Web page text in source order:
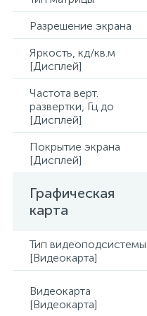
Разрешение экрана
Яркость, кд/кв.м
[Дисплей]
Частота верт.
развертки, Гц до
[Дисплей]
Покрытие экрана
[Дисплей]
Графическая
карта
Тип видеоподсистемы
[Видеокарта]
Видеокарта
[Видеокарта]